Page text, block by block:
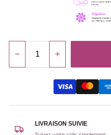
− +
LIVRAISON SUIVIE